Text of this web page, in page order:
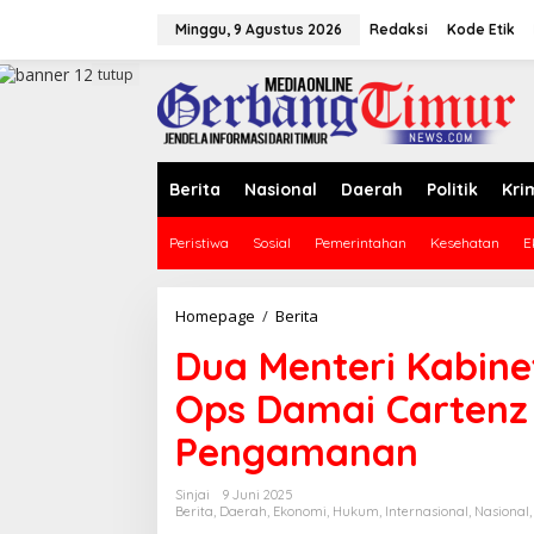
a
Minggu, 9 Agustus 2026 Redaksi Kode Etik
Berita Nasional Daerah Politik
Peristiwa Sosial Pemerintahan Kesehatan
tutup
Homepage / Berita
a
M
e
n
t
e
i
Dua Menteri
Ops Damai
Pengamanan
Sinjai
9 Juni 2025
Berita, Daerah, Ekonomi, Hukum, Internasional, Nasional,